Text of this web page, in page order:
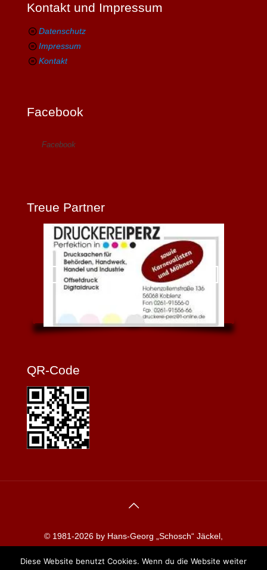
Kontakt und Impressum
Datenschutz
Impressum
Kontakt
Facebook
Facebook
Treue Partner
QR-Code
© 1981-2026 by Hans-Georg „Schosch“ Jäckel,
Diese Website benutzt Cookies. Wenn du die Website weiter